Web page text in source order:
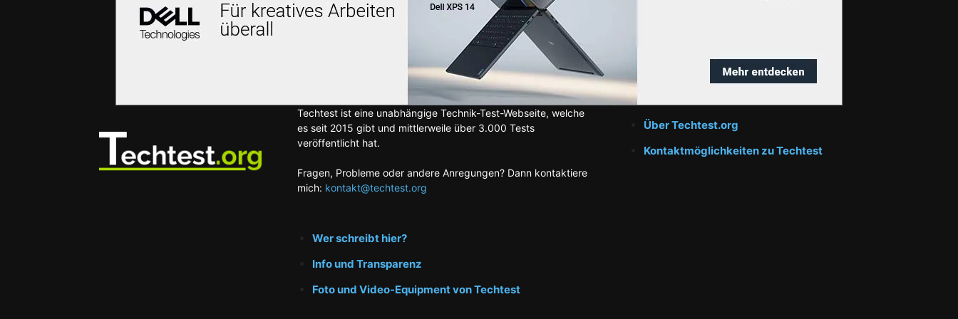
Techtest ist eine unabhängige Technik-Test-Webseite, welche
es seit 2015 gibt und mittlerweile über 3.000 Tests
veröffentlicht hat.
Fragen, Probleme oder andere Anregungen? Dann kontaktiere
mich: kontakt@techtest.org
Wer schreibt hier?
Info und Transparenz
Foto und Video-Equipment von Techtest
Über Techtest.org
Kontaktmöglichkeiten zu Techtest